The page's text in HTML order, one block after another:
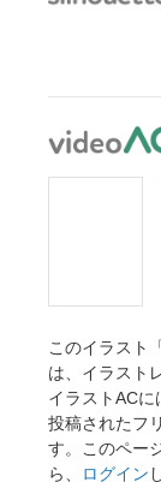
このイラスト
は、イラスト
イラストAC
投稿されたフ
す。このペー
ら、
ログイン